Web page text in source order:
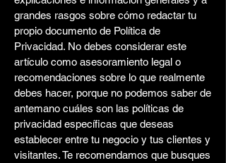
grandes rasgos sobre cómo redactar tu
propio documento de Política de
Privacidad. No debes considerar este
artículo como asesoramiento legal o
recomendaciones sobre lo que realmente
debes hacer, porque no podemos saber de
antemano cuáles son las políticas de
privacidad específicas que deseas
establecer entre tu negocio y tus clientes y
visitantes. Te recomendamos que busques